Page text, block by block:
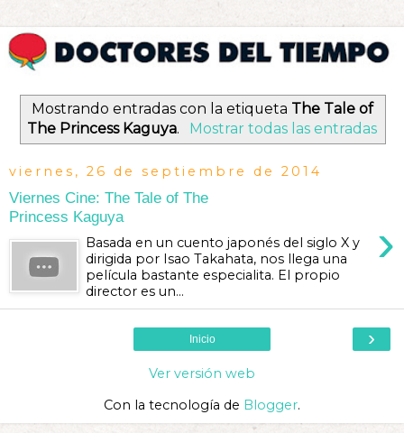
Mostrando entradas con la etiqueta The Tale of
The Princess Kaguya. Mostrar todas las entradas
viernes, 26 de septiembre de 2014
Viernes Cine: The Tale of The
Princess Kaguya
›
Basada en un cuento japonés del siglo X y
dirigida por Isao Takahata, nos llega una
película bastante especialita. El propio
director es un...
›
Inicio
Ver versión web
Con la tecnología de Blogger.